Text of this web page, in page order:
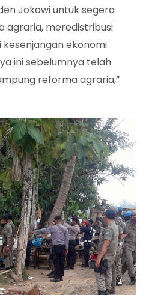
Jokowi untuk segera
agraria, meredistribusi
ekonomi.
ini sebelumnya telah
reforma agraria,”